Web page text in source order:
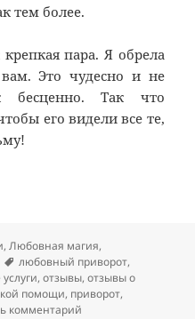
тем более.
пара. Я обрела
вам. Это чудесно и не
Так что
его видели все те,
,Любовная магия,
Метки
любовный приворот,
,отзывы,отзывы о
помощи, приворот,
комментарий